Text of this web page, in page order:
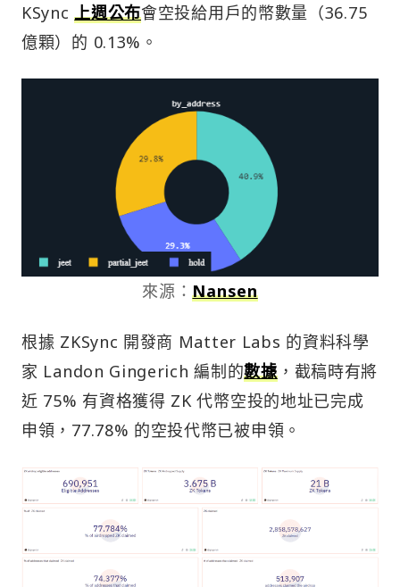
KSync上週公布會空投給用戶的幣數量（36.75
億顆）的 0.13%。
來源：Nansen
根據 ZKSync 開發商 Matter Labs 的資料科學
家 Landon Gingerich 編制的數據，截稿時有將
近 75% 有資格獲得 ZK 代幣空投的地址已完成
申領，77.78% 的空投代幣已被申領。